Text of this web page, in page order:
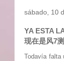
sábado, 10
YA ESTA
现在是风7
Todavía falta